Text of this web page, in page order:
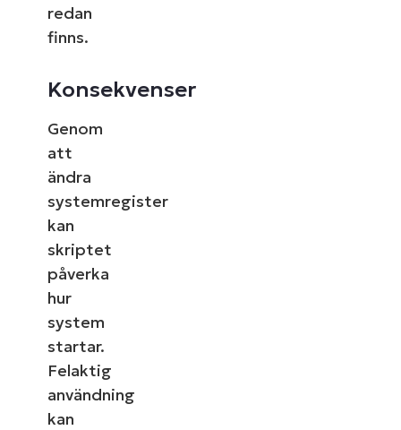
redan
finns.
Konsekvenser
Genom
att
ändra
systemregister
kan
skriptet
påverka
hur
system
startar.
Felaktig
användning
kan